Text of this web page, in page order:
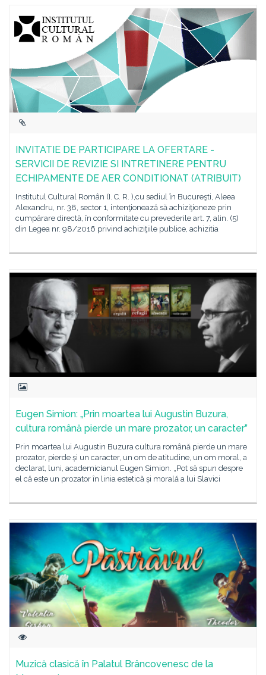
INVITATIE DE PARTICIPARE LA OFERTARE -
SERVICII DE REVIZIE SI INTRETINERE PENTRU
ECHIPAMENTE DE AER CONDITIONAT (ATRIBUIT)
Institutul Cultural Român (I. C. R. ),cu sediul în Bucureşti, Aleea
Alexandru, nr. 38, sector 1, intenţionează să achiziţioneze prin
cumpărare directă, în conformitate cu prevederile art. 7, alin. (5)
din Legea nr. 98/2016 privind achiziţiile publice, achizitia
Eugen Simion: „Prin moartea lui Augustin Buzura,
cultura română pierde un mare prozator, un caracter”
Prin moartea lui Augustin Buzura cultura română pierde un mare
prozator, pierde și un caracter, un om de atitudine, un om moral, a
declarat, luni, academicianul Eugen Simion. „Pot să spun despre
el că este un prozator în linia estetică și morală a lui Slavici
Muzică clasică în Palatul Brâncovenesc de la